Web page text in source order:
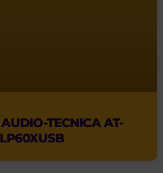
TECNICA AT-
LP60XUSB